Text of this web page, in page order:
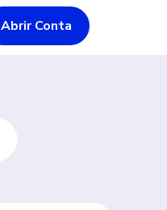
Abrir Conta